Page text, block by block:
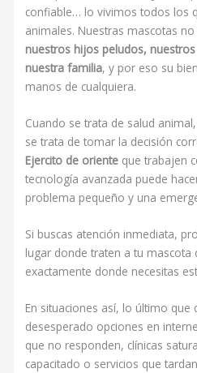
confiable… lo vivimos todos los
animales. Nuestras mascotas
nuestros hijos peludos,
nuestra familia, y por eso su
manos de cualquiera.
Cuando se trata de salud
se trata de tomar la decisión
Ejercito de oriente que trabajen
tecnología avanzada puede
problema pequeño y una
Si buscas atención inmediata,
lugar donde traten a tu
exactamente donde necesitas
En situaciones así, lo último que
desesperado opciones en
que no responden, clínicas
capacitado o servicios que